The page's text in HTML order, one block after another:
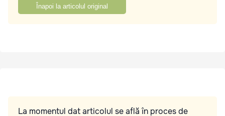
Înapoi la articolul original
La momentul dat articolul se află în proces de